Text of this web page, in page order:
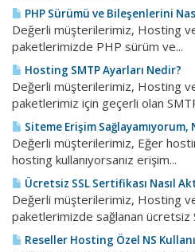
PHP Sürümü ve Bileşenlerini
Değerli müşterilerimiz, Hosting
paketlerimizde PHP sürüm ve...
Hosting SMTP Ayarları Nedir?
Değerli müşterilerimiz, Hosting
paketlerimiz için geçerli olan
Siteme Erişim Sağlayamıyorum,
Değerli müşterilerimiz, Eğer
hosting kullanıyorsanız erişim...
Ücretsiz SSL Sertifikası Nasıl
Değerli müşterilerimiz, Hosting
paketlerimizde sağlanan ücretsiz
Reseller Hosting Özel NS